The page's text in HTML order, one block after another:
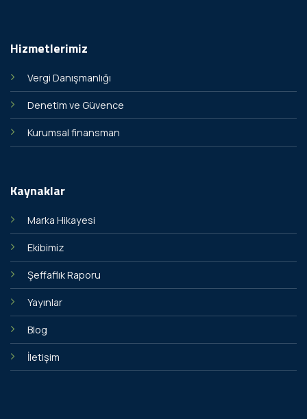
Hizmetlerimiz
Vergi Danışmanlığı
Denetim ve Güvence
Kurumsal finansman
Kaynaklar
Marka Hikayesi
Ekibimiz
Şeffaflık Raporu
Yayınlar
Blog
İletişim